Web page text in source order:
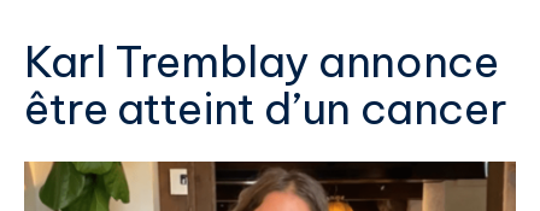
Karl Tremblay annonce
être atteint d’un cancer